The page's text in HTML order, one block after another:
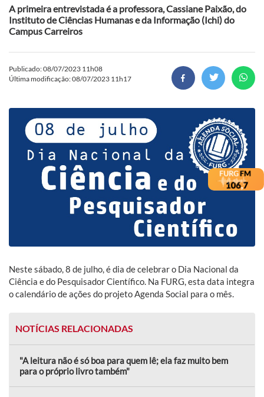
A primeira entrevistada é a professora, Cassiane Paixão, do
Instituto de Ciências Humanas e da Informação (Ichi) do
Campus Carreiros
Publicado: 08/07/2023 11h08
Última modificação: 08/07/2023 11h17
Neste sábado, 8 de julho, é dia de celebrar o Dia Nacional da
Ciência e do Pesquisador Científico. Na FURG, esta data integra
o calendário de ações do projeto Agenda Social para o mês.
NOTÍCIAS RELACIONADAS
"A leitura não é só boa para quem lê; ela faz muito bem
para o próprio livro também"